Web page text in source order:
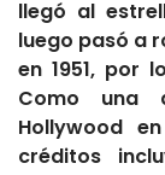
llegó al
luego pasó a
en 1951, por
Como una
Hollywood
créditos